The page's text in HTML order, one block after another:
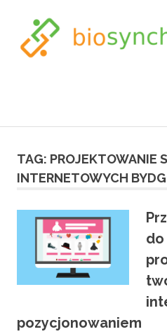
content
TAG: PROJEKTOWANIE
INTERNETOWYCH
do
pozycjonowaniem